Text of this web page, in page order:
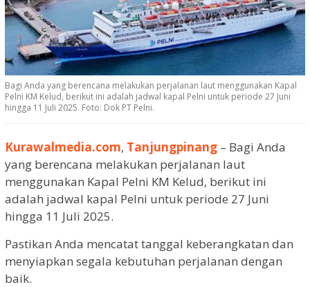
Bagi Anda yang berencana melakukan perjalanan laut menggunakan Kapal
Pelni KM Kelud, berikut ini adalah jadwal kapal Pelni untuk periode 27 Juni
hingga 11 Juli 2025. Foto: Dok PT Pelni.
Kurawalmedia.com, Tanjungpinang – Bagi Anda
yang berencana melakukan perjalanan laut
menggunakan Kapal Pelni KM Kelud, berikut ini
adalah jadwal kapal Pelni untuk periode 27 Juni
hingga 11 Juli 2025.
Pastikan Anda mencatat tanggal keberangkatan dan
menyiapkan segala kebutuhan perjalanan dengan
baik.